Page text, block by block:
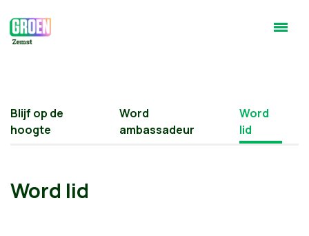
Blijf op de
hoogte
Word
ambassadeur
Word
lid
Word lid